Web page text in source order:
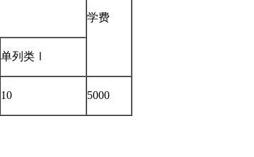
学费
单列类Ⅰ
10 5000